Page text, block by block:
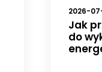
2026-
Jak
do